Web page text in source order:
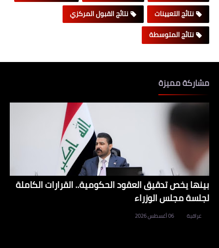
نتائج التعيينات
نتائج القبول المركزي
نتائج المتوسطة
مشاركة مميزة
بينها يخص تدقيق العقود الحكومية.. القرارات الكاملة
لجلسة مجلس الوزراء
عراقية 06 أغسطس 2026